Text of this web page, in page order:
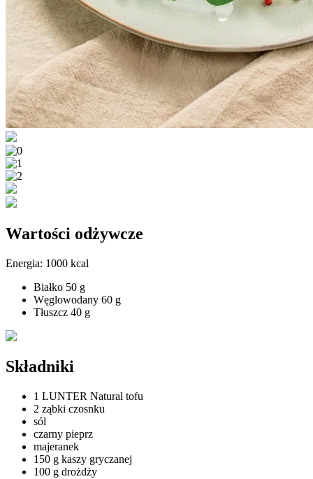
Wartości odżywcze
Energia: 1000 kcal
Białko 50 g
Węglowodany 60 g
Tłuszcz 40 g
Składniki
1 LUNTER Natural tofu
2 ząbki czosnku
sól
czarny pieprz
majeranek
150 g kaszy gryczanej
100 g drożdży